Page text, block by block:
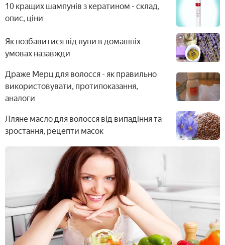
10 кращих шампунів з кератином - склад,
опис, ціни
Як позбавитися від лупи в домашніх
умовах назавжди
Драже Мерц для волосся - як правильно
використовувати, протипоказання,
аналоги
Лляне масло для волосся від випадіння та
зростання, рецепти масок